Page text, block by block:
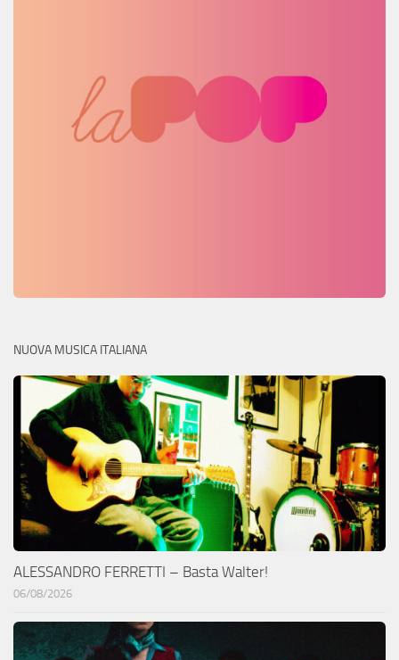
NUOVA MUSICA ITALIANA
ALESSANDRO FERRETTI – Basta Walter!
06/08/2026